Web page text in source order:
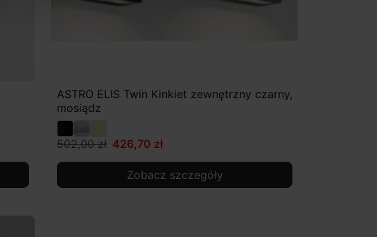
ASTRO ELIS Twin Kinkiet zewnętrzny czarny,
mosiądz
502,00 zł 426,70 zł
Zobacz szczegóły